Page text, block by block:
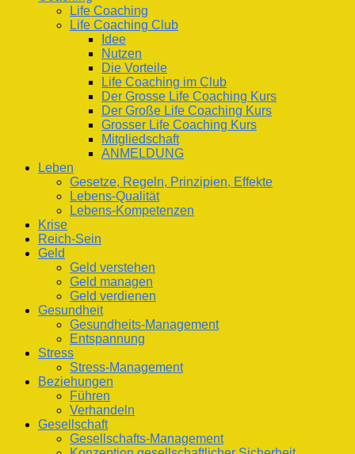
Life Coaching
Life Coaching Club
Idee
Nutzen
Die Vorteile
Life Coaching im Club
Der Grosse Life Coaching Kurs
Der Große Life Coaching Kurs
Grosser Life Coaching Kurs
Mitgliedschaft
ANMELDUNG
Leben
Gesetze, Regeln, Prinzipien, Effekte
Lebens-Qualität
Lebens-Kompetenzen
Krise
Reich-Sein
Geld
Geld verstehen
Geld managen
Geld verdienen
Gesundheit
Gesundheits-Management
Entspannung
Stress
Stress-Management
Beziehungen
Führen
Verhandeln
Gesellschaft
Gesellschafts-Management